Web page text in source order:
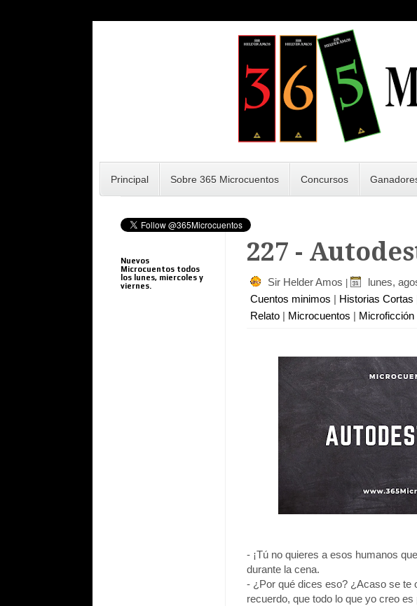
Principal Sobre 365 Microcuentos Concursos
227 -
Sir Helder Amos lunes,
Cuentos minimos | Historias Cortas
Relato | Microcuentos | Microficción
- ¡Tú no quieres a esos humanos
durante la cena.
- ¿Por qué dices eso? ¿Acaso se te
recuerdo, que todo lo que yo creo es
Nuevos
Microcuentos todos
los lunes, miercoles y
viernes.